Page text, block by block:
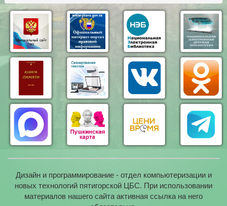
Дизайн и программирование - отдел компьютеризации и
новых технологий пятигорской ЦБС. При использовании
материалов нашего сайта активная ссылка на него